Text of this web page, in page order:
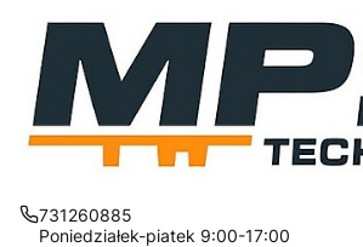
731260885
Poniedziałek-piatek 9:00-17:00